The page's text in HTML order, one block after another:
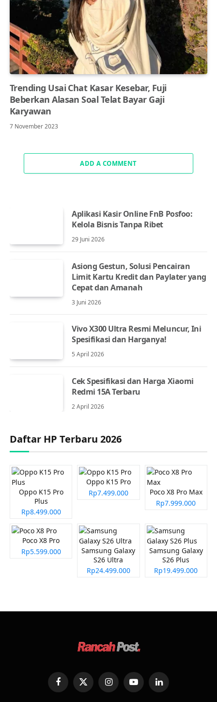
Trending Usai Chat Kasar Kesebar, Fuji
Beberkan Alasan Soal Telat Bayar Gaji
Karyawan
7 November 2023
ADD A COMMENT
Aplikasi Kasir Online FnB Posfoo:
Kelola Bisnis Tanpa Ribet
29 Juni 2026
Asiong Gestun, Solusi Pencairan
Limit Kartu Kredit dan Paylater yang
Cepat dan Amanah
3 Juni 2026
Vivo X300 Ultra Resmi Meluncur, Ini
Spesifikasi dan Harganya!
5 April 2026
Cek Spesifikasi dan Harga Xiaomi
Redmi 15A Terbaru
2 April 2026
Daftar HP Terbaru 2026
Oppo K15 Pro
Plus
Rp8.499.000
Oppo K15 Pro
Rp7.499.000
Poco X8 Pro Max
Rp7.999.000
Poco X8 Pro
Rp5.599.000
Samsung Galaxy
S26 Ultra
Rp24.499.000
Samsung Galaxy
S26 Plus
Rp19.499.000
FacebookX
(Twitter)
InstagramYouTubeLinkedIn